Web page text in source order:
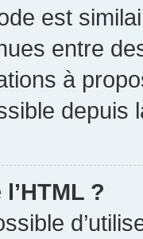
est
entre
à
depuis
?